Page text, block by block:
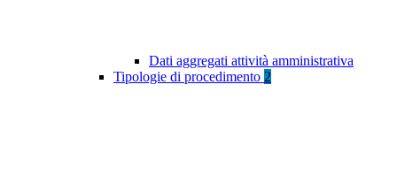
Dati aggregati attività amministrativa
Tipologie di procedimento 2